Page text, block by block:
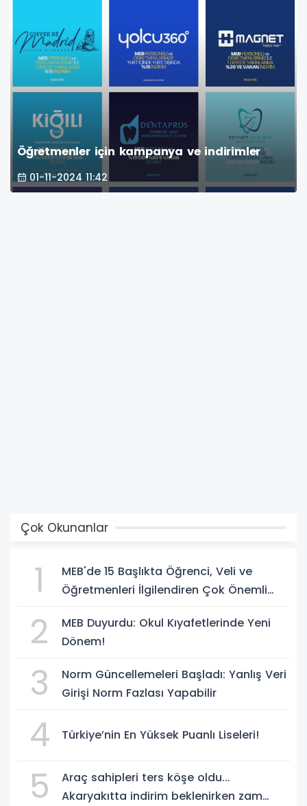
Öğretmenler için kampanya ve indirimler
01-11-2024 11:42
Çok Okunanlar
1
MEB'de 15 Başlıkta Öğrenci, Veli ve
Öğretmenleri İlgilendiren Çok Önemli
2
MEB Duyurdu: Okul Kıyafetlerinde Yeni
Dönem!
3
Norm Güncellemeleri Başladı: Yanlış Veri
Girişi Norm Fazlası Yapabilir
4 Türkiye’nin En Yüksek Puanlı Liseleri!
5
Araç sahipleri ters köşe oldu...
Akaryakıtta indirim beklenirken zam